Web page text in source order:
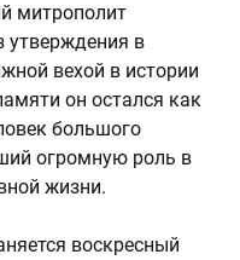
митрополит
утверждения в
вехой в истории
он остался как
большого
огромную роль в
жизни.
воскресный